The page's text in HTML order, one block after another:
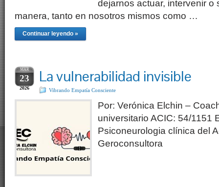
dejarnos actuar, intervenir o
manera, tanto en nosotros mismos como …
Continuar leyendo »
MAR
23
2026
La vulnerabilidad invisible
Vibrando Empatía Consciente
Por: Verónica Elchin –
universitario ACIC: 54/1151
Psiconeurologia clínica del
Geroconsultora